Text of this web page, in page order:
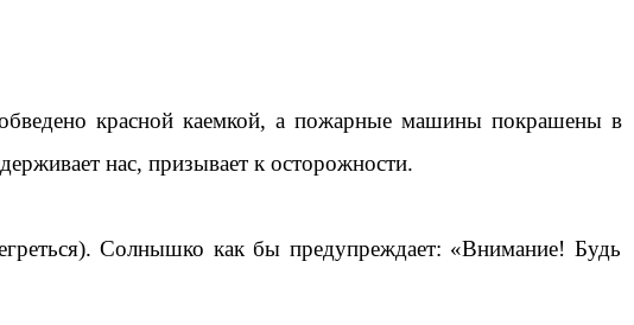
красной каемкой, а пожарные машины покрашены в
нас, призывает к осторожности.
Солнышко как бы предупреждает: «Внимание! Будь